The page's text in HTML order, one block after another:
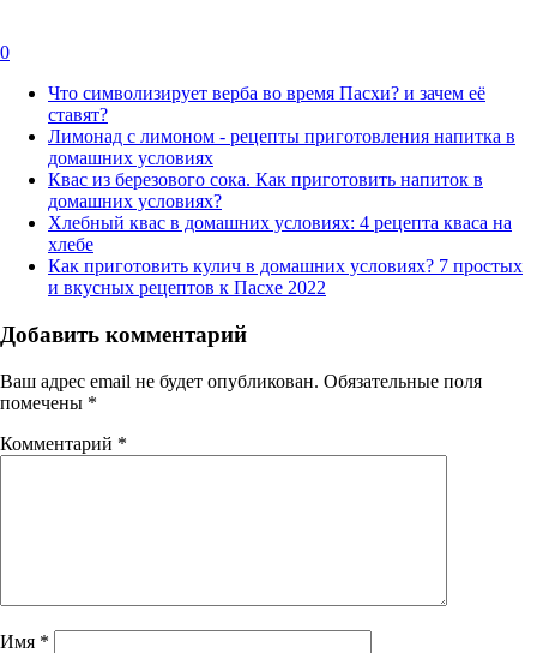
0
Что символизирует верба во время Пасхи? и зачем её
ставят?
Лимонад с лимоном - рецепты приготовления напитка в
домашних условиях
Квас из березового сока. Как приготовить напиток в
домашних условиях?
Хлебный квас в домашних условиях: 4 рецепта кваса на
хлебе
Как приготовить кулич в домашних условиях? 7 простых
и вкусных рецептов к Пасхе 2022
Добавить комментарий
Ваш адрес email не будет опубликован. Обязательные поля
помечены *
Комментарий *
Имя *